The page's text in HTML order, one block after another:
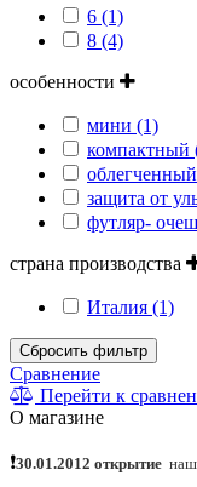
6 (1)
8 (4)
особенности
мини (1)
компактный
защита от
футляр-
страна производства
Италия (1)
Сбросить фильтр
Сравнение
Перейти к
О магазине
❗30.01.2012 открытие